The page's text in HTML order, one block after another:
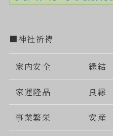
■神社祈祷
家内安全 縁結
家運隆晶 良縁
事業繁栄 安産